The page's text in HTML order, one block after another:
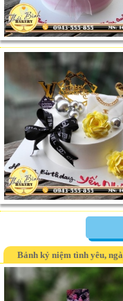
Bảnh kỷ niệm tình yêu,